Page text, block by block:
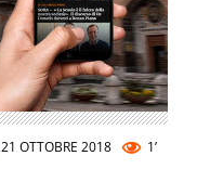
21 OTTOBRE 2018 1’